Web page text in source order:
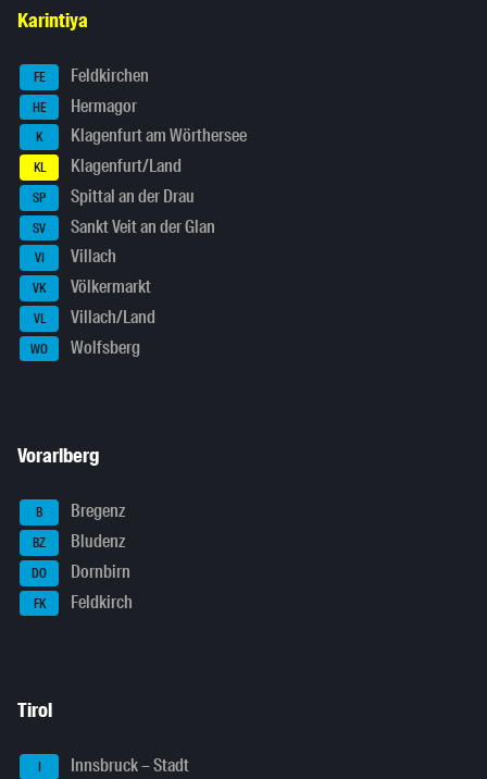
Karintiya
FE Feldkirchen
HE Hermagor
K Klagenfurt am Wörthersee
KL Klagenfurt/Land
SP Spittal an der Drau
SV Sankt Veit an der Glan
VI Villach
VK Völkermarkt
VL Villach/Land
WO Wolfsberg
Vorarlberg
B Bregenz
BZ Bludenz
DO Dornbirn
FK Feldkirch
Tirol
I Innsbruck – Stadt